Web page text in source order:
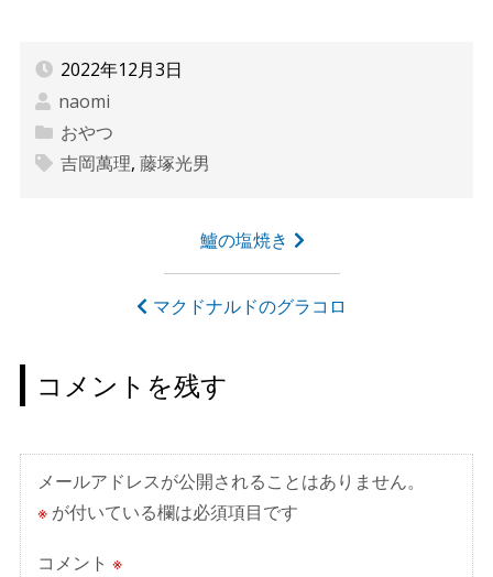
2022年12月3日
naomi
おやつ
吉岡萬理, 藤塚光男
ゲ
ー
シ
ョ
ン
鱸の塩焼き
マクドナルドのグラコロ
コメントを残す
メールアドレスが公開されることはありません。
※が付いている欄は必須項目です
コメント ※